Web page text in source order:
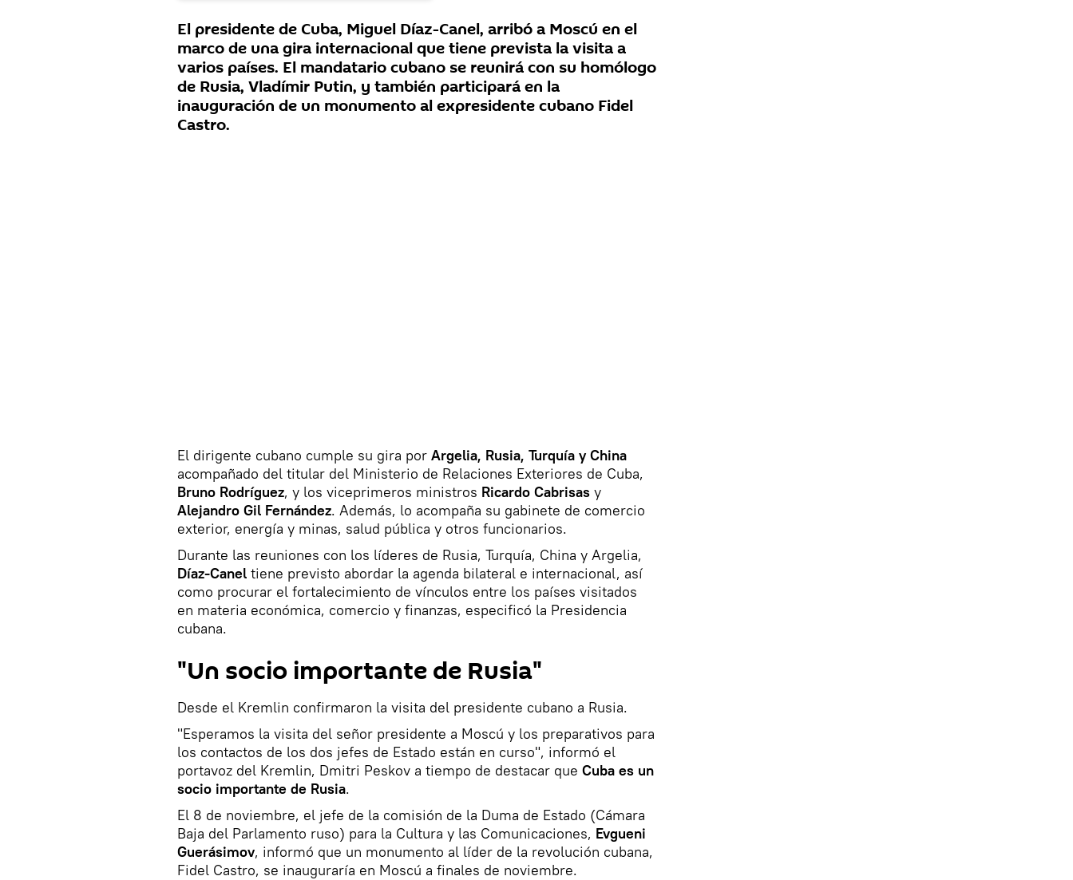
El presidente de Cuba, Miguel Díaz-Canel, arribó a Moscú en el
marco de una gira internacional que tiene prevista la visita a
varios países. El mandatario cubano se reunirá con su homólogo
de Rusia, Vladímir Putin, y también participará en la
inauguración de un monumento al expresidente cubano Fidel
Castro.
El dirigente cubano cumple su gira por Argelia, Rusia, Turquía y China
acompañado del titular del Ministerio de Relaciones Exteriores de Cuba,
Bruno Rodríguez, y los viceprimeros ministros Ricardo Cabrisas y
Alejandro Gil Fernández. Además, lo acompaña su gabinete de comercio
exterior, energía y minas, salud pública y otros funcionarios.
Durante las reuniones con los líderes de Rusia, Turquía, China y Argelia,
Díaz-Canel tiene previsto abordar la agenda bilateral e internacional, así
como procurar el fortalecimiento de vínculos entre los países visitados
en materia económica, comercio y finanzas, especificó la Presidencia
cubana.
"Un socio importante de Rusia"
Desde el Kremlin confirmaron la visita del presidente cubano a Rusia.
"Esperamos la visita del señor presidente a Moscú y los preparativos para
los contactos de los dos jefes de Estado están en curso", informó el
portavoz del Kremlin, Dmitri Peskov a tiempo de destacar que Cuba es un
socio importante de Rusia.
El 8 de noviembre, el jefe de la comisión de la Duma de Estado (Cámara
Baja del Parlamento ruso) para la Cultura y las Comunicaciones, Evgueni
Guerásimov, informó que un monumento al líder de la revolución cubana,
Fidel Castro, se inauguraría en Moscú a finales de noviembre.